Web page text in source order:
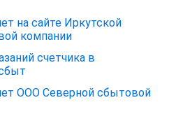
на сайте Иркутской
компании
счетчика в
ООО Северной сбытовой